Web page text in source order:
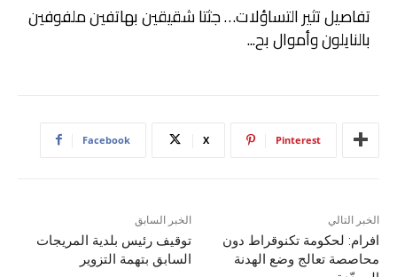
تفاصيل تثير التساؤلات… جثتا شقيقين بهاتفين ملفوفين
بالنايلون وأموال بح...
Facebook X Pinterest
الخبر السابق
توقيف رئيس بلدية المريجات
السابق بتهمة التزوير
الخبر التالي
افرام: لحكومة تكنوقراط دون
محاصصة تعالج وضع الهدنة